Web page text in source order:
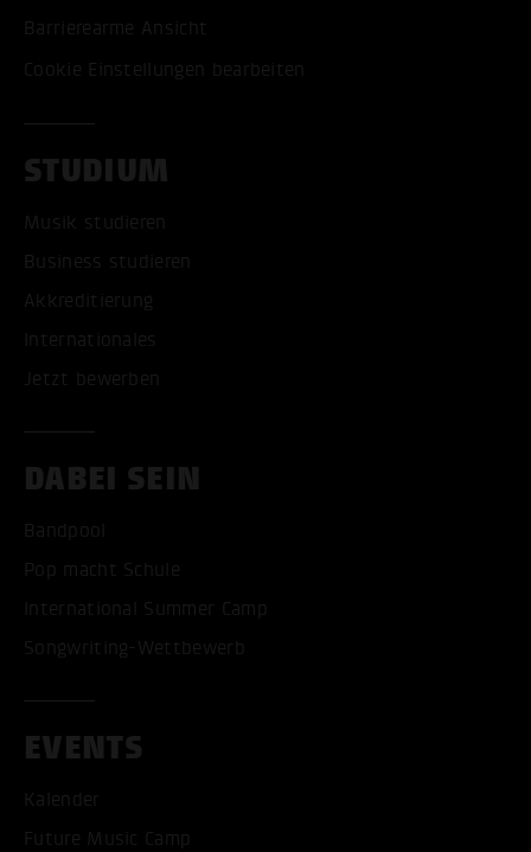
Barrierearme Ansicht
Cookie Einstellungen bearbeiten
STUDIUM
Musik studieren
Business studieren
Akkreditierung
Internationales
Jetzt bewerben
DABEI SEIN
Bandpool
Pop macht Schule
International Summer Camp
Songwriting-Wettbewerb
EVENTS
Kalender
Future Music Camp